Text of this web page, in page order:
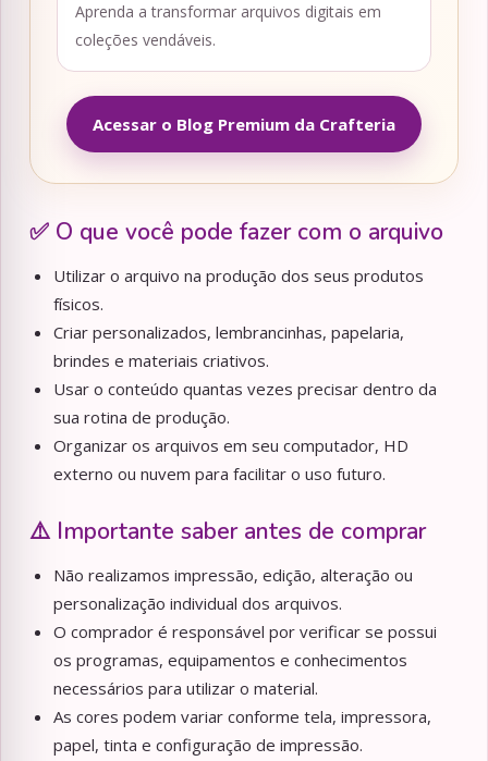
Aprenda a transformar arquivos digitais em
coleções vendáveis.
Acessar o Blog Premium da Crafteria
✅ O que você pode fazer com o arquivo
Utilizar o arquivo na produção dos seus produtos
físicos.
Criar personalizados, lembrancinhas, papelaria,
brindes e materiais criativos.
Usar o conteúdo quantas vezes precisar dentro da
sua rotina de produção.
Organizar os arquivos em seu computador, HD
externo ou nuvem para facilitar o uso futuro.
⚠️ Importante saber antes de comprar
Não realizamos impressão, edição, alteração ou
personalização individual dos arquivos.
O comprador é responsável por verificar se possui
os programas, equipamentos e conhecimentos
necessários para utilizar o material.
As cores podem variar conforme tela, impressora,
papel, tinta e configuração de impressão.